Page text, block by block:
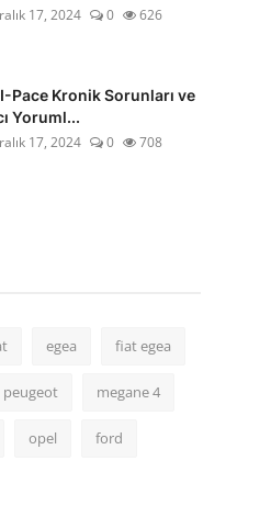
17, 2024 0 626
Pace Kronik Sorunları ve
Yoruml...
17, 2024 0 708
egea fiat egea
peugeot megane 4
opel ford